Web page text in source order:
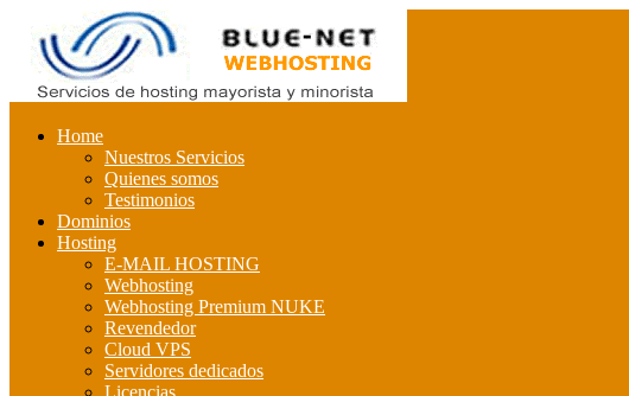
Home
Nuestros Servicios
Quienes somos
Testimonios
Dominios
Hosting
E-MAIL HOSTING
Webhosting
Webhosting Premium NUKE
Revendedor
Cloud VPS
Servidores dedicados
Licencias